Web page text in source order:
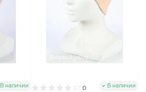
В наличии 0 В наличии